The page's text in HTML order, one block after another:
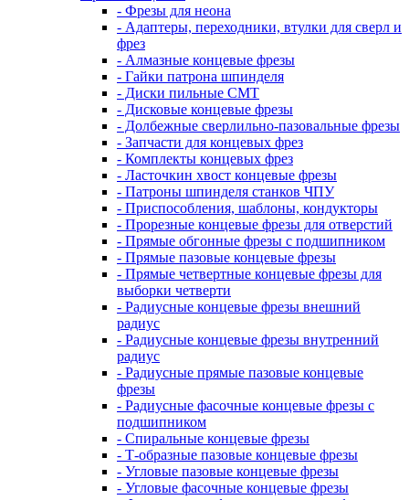
- Фрезы для неона
- Адаптеры, переходники, втулки для сверл и
фрез
- Алмазные концевые фрезы
- Гайки патрона шпинделя
- Диски пильные CMT
- Дисковые концевые фрезы
- Долбежные сверлильно-пазовальные фрезы
- Запчасти для концевых фрез
- Комплекты концевых фрез
- Ласточкин хвост концевые фрезы
- Патроны шпинделя станков ЧПУ
- Приспособления, шаблоны, кондукторы
- Прорезные концевые фрезы для отверстий
- Прямые обгонные фрезы с подшипником
- Прямые пазовые концевые фрезы
- Прямые четвертные концевые фрезы для
выборки четверти
- Радиусные концевые фрезы внешний
радиус
- Радиусные концевые фрезы внутренний
радиус
- Радиусные прямые пазовые концевые
фрезы
- Радиусные фасочные концевые фрезы с
подшипником
- Спиральные концевые фрезы
- Т-образные пазовые концевые фрезы
- Угловые пазовые концевые фрезы
- Угловые фасочные концевые фрезы